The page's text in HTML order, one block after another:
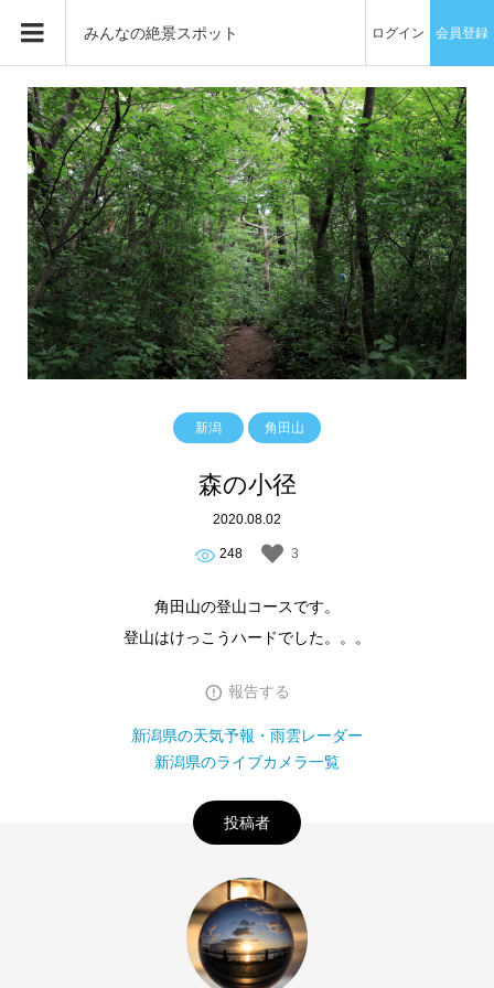
みんなの絶景スポット ログイン 会員登録
新潟 角田山
森の小径
2020.08.02
248 3
角田山の登山コースです。
登山はけっこうハードでした。。。
報告する
新潟県の天気予報・雨雲レーダー
新潟県のライブカメラ一覧
投稿者